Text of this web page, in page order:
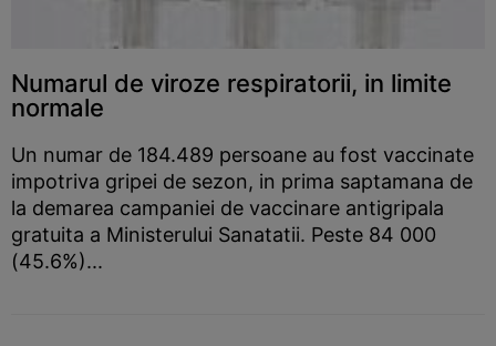
Numarul de viroze respiratorii, in limite
normale
Un numar de 184.489 persoane au fost vaccinate
impotriva gripei de sezon, in prima saptamana de
la demarea campaniei de vaccinare antigripala
gratuita a Ministerului Sanatatii. Peste 84 000
(45.6%)...